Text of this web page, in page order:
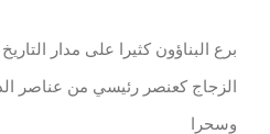
برع البناؤون كثيرا على مدار
الزجاج كعنصر رئيسي من عناصر
وسحرا